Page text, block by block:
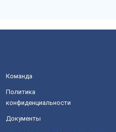
Команда
Политика
конфиденциальности
Документы